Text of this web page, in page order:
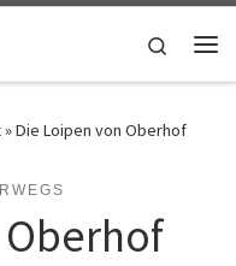
Search
»Die Loipen von Oberhof